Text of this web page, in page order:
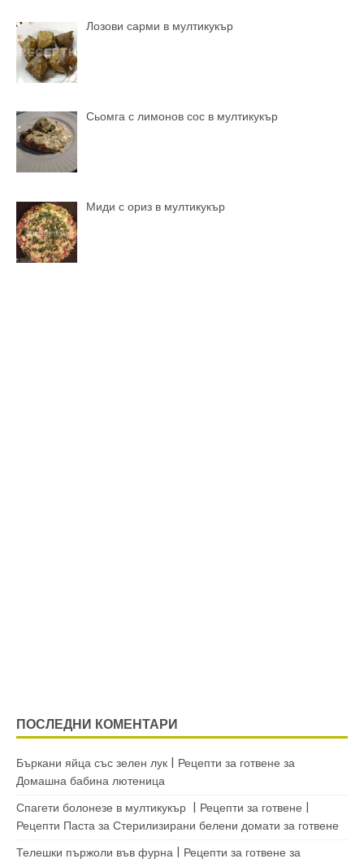
Лозови сарми в мултикукър
Сьомга с лимонов сос в мултикукър
Миди с ориз в мултикукър
ПОСЛЕДНИ КОМЕНТАРИ
Бъркани яйца със зелен лук | Рецепти за готвене за
Домашна бабина лютеница
Спагети болонезе в мултикукър | Рецепти за готвене |
Рецепти Паста за Стерилизирани белени домати за готвене
Телешки пържоли във фурна | Рецепти за готвене за